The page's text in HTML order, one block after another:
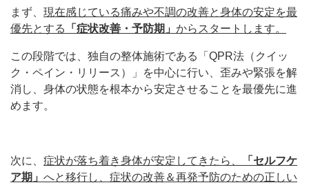
まず、 現在感じている痛みや不調の改善と身体の安定を最
優先とする
「症状改善・予防期」 からスタートします。
この段階では、独自の整体施術である「QPR法（クイッ
ク・ペイン・リリース）」を中心に行い、歪みや緊張を解
消し、身体の状態を根本から安定させることを最優先に進
めます。
次に、 症状が落ち着き身体が安定してきたら、
「セルフケ
ア期」 へと移行し、症状の改善＆再発予防のための正しい